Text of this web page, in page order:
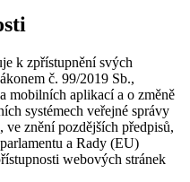
k zpřístupnění svých
č. 99/2019 Sb.,
mobilních aplikací a o změně
systémech veřejné správy
ve znění pozdějších předpisů,
a Rady (EU)
webových stránek